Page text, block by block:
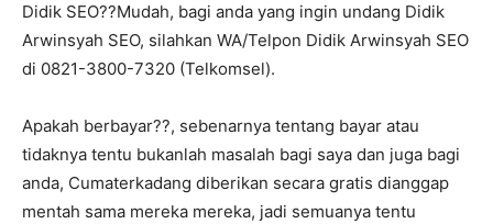
Didik SEO??Mudah, bagi anda yang ingin undang Didik
Arwinsyah SEO, silahkan WA/Telpon Didik Arwinsyah SEO
di 0821-3800-7320 (Telkomsel).
Apakah berbayar??, sebenarnya tentang bayar atau
tidaknya tentu bukanlah masalah bagi saya dan juga bagi
anda, Cumaterkadang diberikan secara gratis dianggap
mentah sama mereka mereka, jadi semuanya tentu